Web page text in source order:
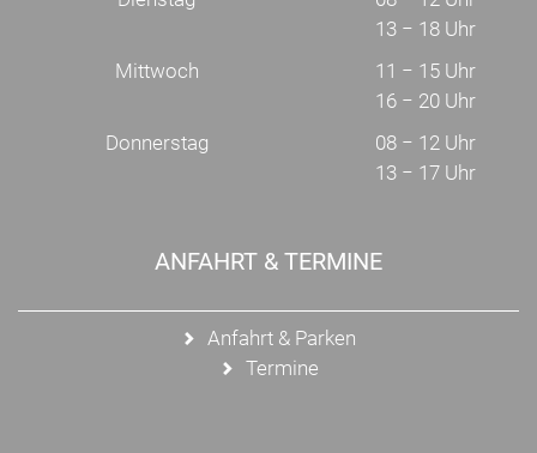
13 − 18 Uhr
Mittwoch
11 − 15 Uhr
16 − 20 Uhr
Donnerstag
08 − 12 Uhr
13 − 17 Uhr
ANFAHRT & TERMINE
Anfahrt & Parken
Termine